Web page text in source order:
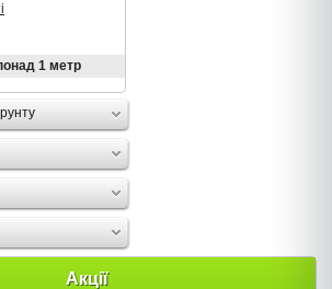
1 метр
Акції